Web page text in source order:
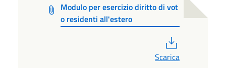
Modulo per esercizio diritto di vot
o residenti all'estero
Scarica